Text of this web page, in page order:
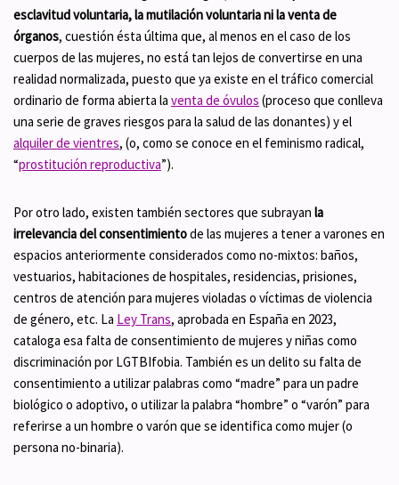
esclavitud voluntaria, la mutilación voluntaria ni la venta de
órganos, cuestión ésta última que, al menos en el caso de los
cuerpos de las mujeres, no está tan lejos de convertirse en una
realidad normalizada, puesto que ya existe en el tráfico comercial
ordinario de forma abierta la venta de óvulos (proceso que conlleva
una serie de graves riesgos para la salud de las donantes) y el
alquiler de vientres, (o, como se conoce en el feminismo radical,
“prostitución reproductiva”).
Por otro lado, existen también sectores que subrayan la
irrelevancia del consentimientode las mujeres a tener a varones en
espacios anteriormente considerados como no-mixtos: baños,
vestuarios, habitaciones de hospitales, residencias, prisiones,
centros de atención para mujeres violadas o víctimas de violencia
de género, etc. La Ley Trans, aprobada en España en 2023,
cataloga esa falta de consentimiento de mujeres y niñas como
discriminación por LGTBIfobia. También es un delito su falta de
consentimiento a utilizar palabras como “madre” para un padre
biológico o adoptivo, o utilizar la palabra “hombre” o “varón” para
referirse a un hombre o varón que se identifica como mujer (o
persona no-binaria).